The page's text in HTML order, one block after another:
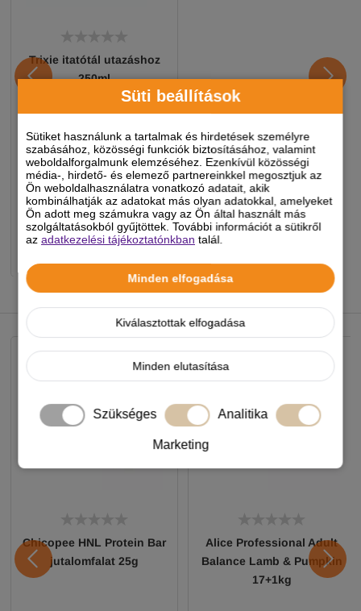
Süti beállítások
Sütiket használunk a tartalmak és hirdetések személyre
szabásához, közösségi funkciók biztosításához, valamint
weboldalforgalmunk elemzéséhez. Ezenkívül közösségi
média-, hirdető- és elemező partnereinkkel megosztjuk az
Ön weboldalhasználatra vonatkozó adatait, akik
kombinálhatják az adatokat más olyan adatokkal, amelyeket
Ön adott meg számukra vagy az Ön által használt más
szolgáltatásokból gyűjtöttek. További információt a sütikről
azadatkezelési tájékoztatónkban talál.
Minden elfogadása
Kiválasztottak elfogadása
Minden elutasítása
Szükséges Analitika
Marketing
Trixie itatótál utazáshoz
250ml
1 050 Ft
Készleten, várható szállítás 1-3
munkanap
NEKED AJÁNLJUK
Chicopee HNL Protein Bar
jutalomfalat 25g
Alice Professional Adult
Balance Lamb & Pumpkin
17+1kg